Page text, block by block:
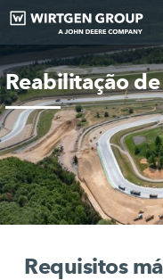
Reabilitação
Requisitos